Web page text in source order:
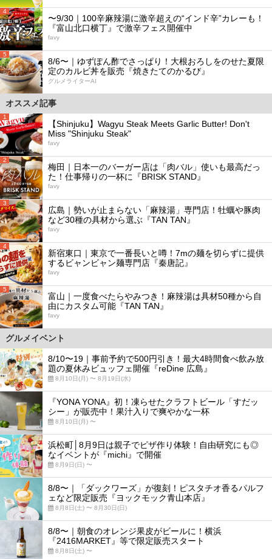
4
〜9/30｜100辛麻辣湯に激辛超えの“インド辛”カレーも！
『富山北口横丁』で激辛フェス開催中
favy
5
8/6〜｜ゆずぽん酢でさっぱり！大根おろしをのせた夏限
定のカルビ丼を販売『焼きたてのかるび』
グルメライターAI
オススメ記事
1
【Shinjuku】Wagyu Steak Meets Garlic Butter! Don't
Miss "Shinjuku Steak"
favy
2
梅田｜日本一のバーガー店は「肉バル」使いも最高だっ
た！仕事帰りの一杯に『BRISK STAND』
favy
3
広島｜勢いが止まらない「麻辣湯」専門店！牡蠣や豚肉
など30種の具材から選ぶ『TAN TAN』
favy
4
新宿東口｜東京で一番長いと噂！7mの麺を切らずに提供
するビャンビャン麺専門店『秦唐記』
favy
5
富山｜一度食べたらやみつき！麻辣湯は具材50種から自
由にカスタム可能『TAN TAN』
favy
グルメイベント
8/10〜19｜事前予約で500円引き！最大4時間食べ飲み放
題の夏休みビュッフェ開催『reDine 広島』
8月10日(月) 〜 8月19日(水)
『YONA YONA』初！凍らせたクラフトビール「すだッ
シー」が販売中！果汁入りで爽やかな一杯
8月10日(月) 〜
浜松町│8月9日は親子でピザ作り体験！自由研究にも◎
なイベントが『michi』で開催
8月9日(日) 〜
8/8〜｜「ダックワーズ」が復刻！ピスタチオ香るパルフ
ェなど限定販売『ヨックモック青山本店』
8月8日(土) 〜 8月30日(日)
8/8〜｜朝食のオレンジ果皮がビールに！横浜
『2416MARKET』等で限定販売スタート
8月8日(土) 〜